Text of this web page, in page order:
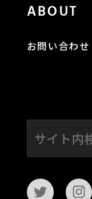
ABOUT
お問い合わせ